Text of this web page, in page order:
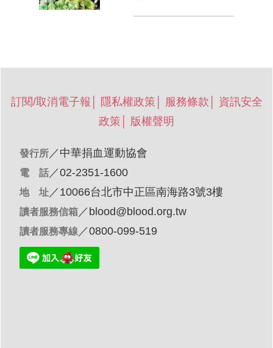
訂閱/取消電子報 隱私權政策 服務條款
資訊安全
政策
版權聲明
發行所／ 中華捐血運動協會
電 話／02-2351-1600
地 址／10066台北市中正區南海路3號3樓
讀者服務信箱／ blood@blood.org.tw
讀者服務專線 ／0800-099-519